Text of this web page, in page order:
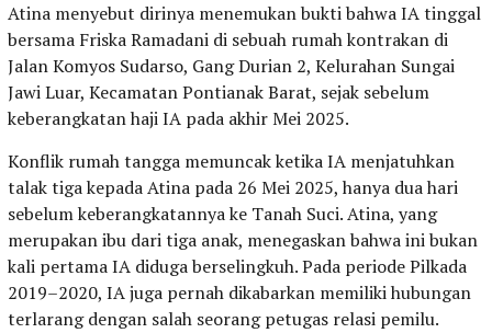
Atina menyebut dirinya menemukan bukti bahwa IA tinggal
bersama Friska Ramadani di sebuah rumah kontrakan di
Jalan Komyos Sudarso, Gang Durian 2, Kelurahan Sungai
Jawi Luar, Kecamatan Pontianak Barat, sejak sebelum
keberangkatan haji IA pada akhir Mei 2025.
Konflik rumah tangga memuncak ketika IA menjatuhkan
talak tiga kepada Atina pada 26 Mei 2025, hanya dua hari
sebelum keberangkatannya ke Tanah Suci. Atina, yang
merupakan ibu dari tiga anak, menegaskan bahwa ini bukan
kali pertama IA diduga berselingkuh. Pada periode Pilkada
2019–2020, IA juga pernah dikabarkan memiliki hubungan
terlarang dengan salah seorang petugas relasi pemilu.